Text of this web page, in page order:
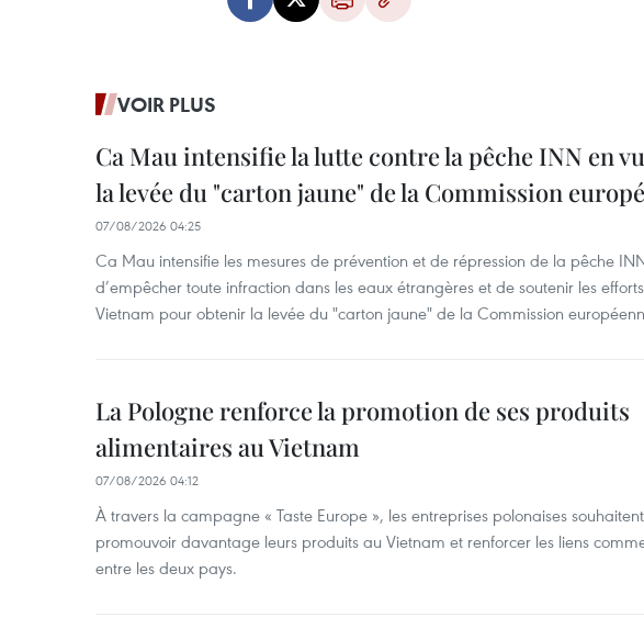
VOIR PLUS
Ca Mau intensifie la lutte contre la pêche INN en
la levée du "carton jaune" de la Commission
07/08/2026 04:25
Ca Mau intensifie les mesures de prévention et de répression de la pêche
d’empêcher toute infraction dans les eaux étrangères et de soutenir les
Vietnam pour obtenir la levée du "carton jaune" de la Commission
La Pologne renforce la promotion de ses produits
alimentaires au Vietnam
07/08/2026 04:12
À travers la campagne « Taste Europe », les entreprises polonaises souhaitent
promouvoir davantage leurs produits au Vietnam et renforcer les liens
entre les deux pays.